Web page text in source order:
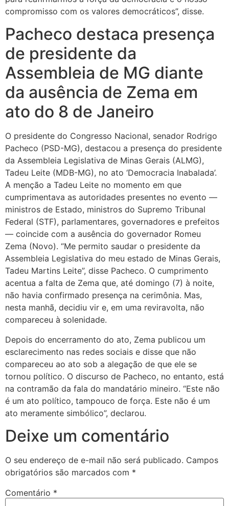
compromisso com os valores democráticos”, disse.
Pacheco destaca presença
de presidente da
Assembleia de MG diante
da ausência de Zema em
ato do 8 de Janeiro
O presidente do Congresso Nacional, senador Rodrigo
Pacheco (PSD-MG), destacou a presença do presidente
da Assembleia Legislativa de Minas Gerais (ALMG),
Tadeu Leite (MDB-MG), no ato ‘Democracia Inabalada’.
A menção a Tadeu Leite no momento em que
cumprimentava as autoridades presentes no evento —
ministros de Estado, ministros do Supremo Tribunal
Federal (STF), parlamentares, governadores e prefeitos
— coincide com a ausência do governador Romeu
Zema (Novo). “Me permito saudar o presidente da
Assembleia Legislativa do meu estado de Minas Gerais,
Tadeu Martins Leite”, disse Pacheco. O cumprimento
acentua a falta de Zema que, até domingo (7) à noite,
não havia confirmado presença na cerimônia. Mas,
nesta manhã, decidiu vir e, em uma reviravolta, não
compareceu à solenidade.
Depois do encerramento do ato, Zema publicou um
esclarecimento nas redes sociais e disse que não
compareceu ao ato sob a alegação de que ele se
tornou político. O discurso de Pacheco, no entanto, está
na contramão da fala do mandatário mineiro. “Este não
é um ato político, tampouco de força. Este não é um
ato meramente simbólico”, declarou.
Deixe um comentário
O seu endereço de e-mail não será publicado. Campos
obrigatórios são marcados com *
Comentário *